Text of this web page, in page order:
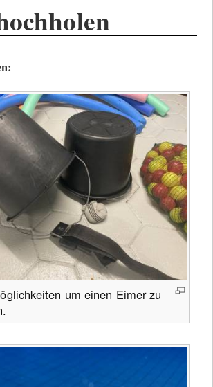
um einen Eimer zu